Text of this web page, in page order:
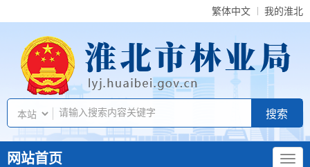
繁体中文 我的淮北
网站首页